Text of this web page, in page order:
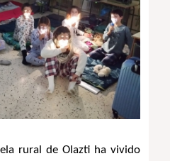
rural de Olazti ha vivido